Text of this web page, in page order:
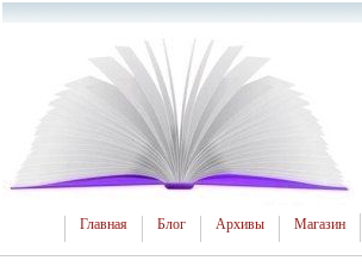
Главная Блог Архивы Магазин